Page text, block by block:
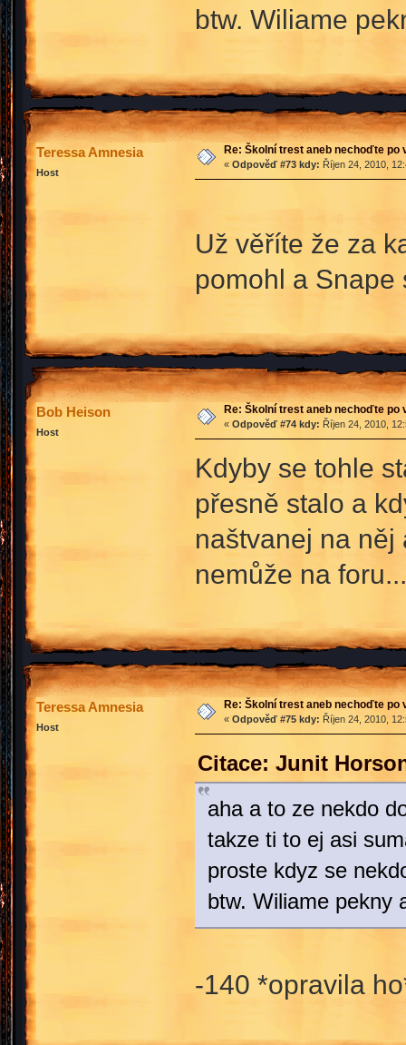
btw. Wiliame
Teressa Amnesia
Host
Re: Školní trest aneb nechoďte po
« Odpověď #73 kdy: Říjen 24, 2010,
Už věříte že za
pomohl a Snape
Bob Heison
Host
Re: Školní trest aneb nechoďte po
« Odpověď #74 kdy: Říjen 24, 2010,
Kdyby se tohle
přesně stalo a
naštvanej na něj
nemůže na foru...
Teressa Amnesia
Host
Re: Školní trest aneb nechoďte po
« Odpověď #75 kdy: Říjen 24, 2010,
Citace: Junit
aha a to ze nekdo
takze ti to ej asi
proste kdyz se
btw. Wiliame pekny
-140 *opravila